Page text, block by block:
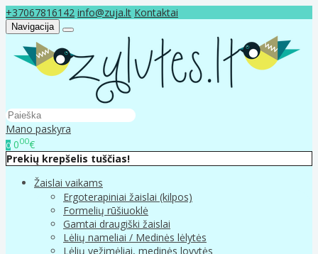
+37067816142 info@zuja.lt Kontaktai
Navigacija
Mano paskyra
0 000€
Prekių krepšelis tuščias!
Žaislai vaikams
Ergoterapiniai žaislai (kilpos)
Formelių rūšiuoklė
Gamtai draugiški žaislai
Lėlių nameliai / Medinės lėlytės
Lėlių vežimėliai, medinės lovytės